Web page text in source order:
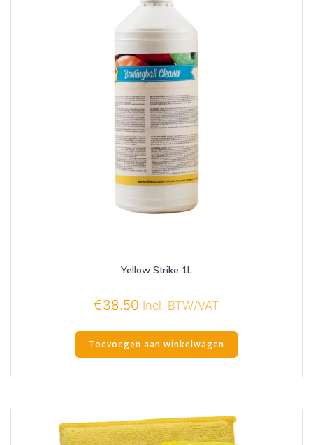
Yellow Strike 1L
€38.50 Incl. BTW/VAT
Toevoegen aan winkelwagen